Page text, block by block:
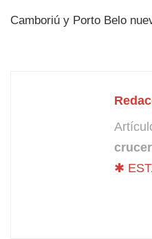
Camboriú y Porto Belo
✱